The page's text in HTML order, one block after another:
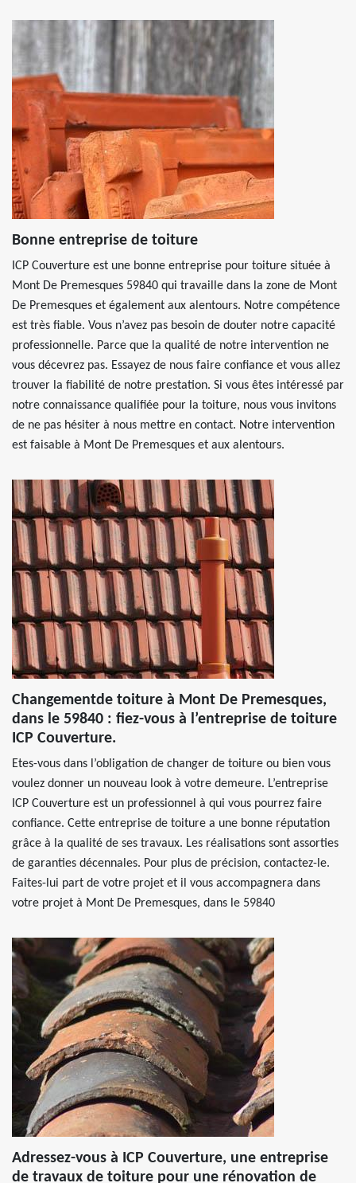
Bonne entreprise de toiture
ICP Couverture est une bonne entreprise pour toiture située à
Mont De Premesques 59840 qui travaille dans la zone de Mont
De Premesques et également aux alentours. Notre compétence
est très fiable. Vous n’avez pas besoin de douter notre capacité
professionnelle. Parce que la qualité de notre intervention ne
vous décevrez pas. Essayez de nous faire confiance et vous allez
trouver la fiabilité de notre prestation. Si vous êtes intéressé par
notre connaissance qualifiée pour la toiture, nous vous invitons
de ne pas hésiter à nous mettre en contact. Notre intervention
est faisable à Mont De Premesques et aux alentours.
Changementde toiture à Mont De Premesques,
dans le 59840 : fiez-vous à l’entreprise de toiture
ICP Couverture.
Etes-vous dans l’obligation de changer de toiture ou bien vous
voulez donner un nouveau look à votre demeure. L’entreprise
ICP Couverture est un professionnel à qui vous pourrez faire
confiance. Cette entreprise de toiture a une bonne réputation
grâce à la qualité de ses travaux. Les réalisations sont assorties
de garanties décennales. Pour plus de précision, contactez-le.
Faites-lui part de votre projet et il vous accompagnera dans
votre projet à Mont De Premesques, dans le 59840
Adressez-vous à ICP Couverture, une entreprise
de travaux de toiture pour une rénovation de